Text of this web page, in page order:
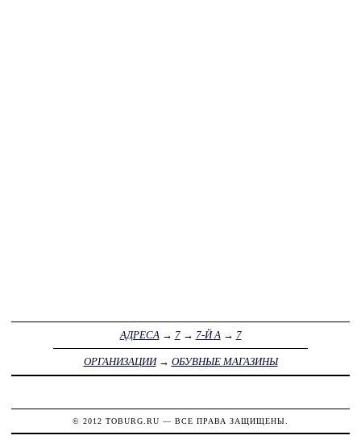
АДРЕСА→ 7→ 7-Й А→ 7
ОРГАНИЗАЦИИ→ ОБУВНЫЕ МАГАЗИНЫ
© 2012 TOBURG.RU — ВСЕ ПРАВА ЗАЩИЩЕНЫ.